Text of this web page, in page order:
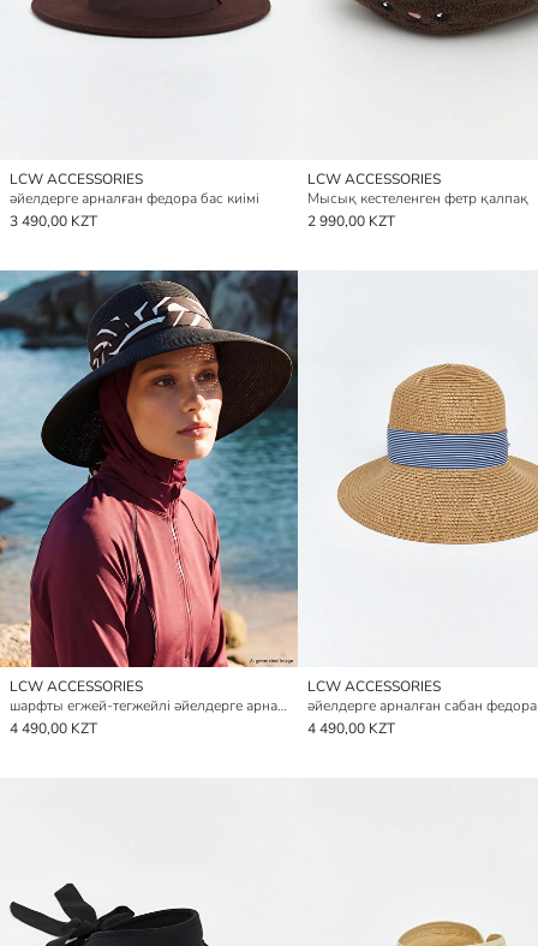
LCW ACCESSORIES
әйелдерге арналған федора бас киімі
3 490,00 KZT
LCW ACCESSORIES
Мысық кестеленген фетр қалпақ
2 990,00 KZT
LCW ACCESSORIES
шарфты егжей-тегжейлі әйелдерге арналған федора қалпағы
4 490,00 KZT
LCW ACCESSORIES
4 490,00 KZT